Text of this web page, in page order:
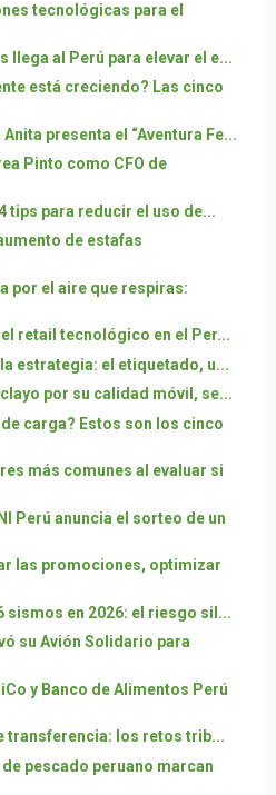
tecnológicas para el
llega al Perú para elevar el e...
está creciendo? Las cinco
presenta el “Aventura Fe...
Pinto como CFO de
tips para reducir el uso de...
de estafas
por el aire que respiras:
retail tecnológico en el Per...
estrategia: el etiquetado, u...
por su calidad móvil, se...
carga? Estos son los cinco
más comunes al evaluar si
Perú anuncia el sorteo de un
las promociones, optimizar
sismos en 2026: el riesgo sil...
su Avión Solidario para
y Banco de Alimentos Perú
transferencia: los retos trib...
pescado peruano marcan